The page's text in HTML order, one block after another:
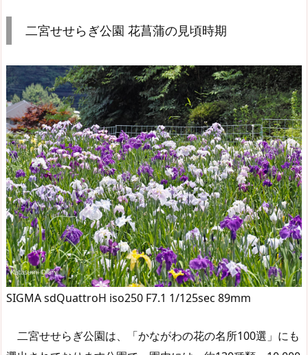
二宮せせらぎ公園 花菖蒲の見頃時期
SIGMA sdQuattroH iso250 F7.1 1/125sec 89mm
二宮せせらぎ公園は、「かながわの花の名所100選」にも